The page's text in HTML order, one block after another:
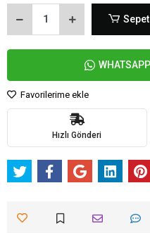
Favorilerime ekle
Hızlı Gönderi